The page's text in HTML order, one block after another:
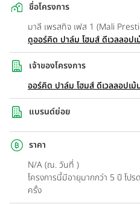
ชื่อโครงการ
มาลี เพรสทิจ เฟส 1 (Mali
ดูออร์คิด ปาล์ม โฮมส์ ดีเวลลอป
เจ้าของโครงการ
ออร์คิด ปาล์ม โฮมส์ ดีเวลลอปเ
แบรนด์ย่อย
ราคา
N/A (ณ. วันที่ )
โครงการนี้มีอายุมากกว่า 5 ปี โป
ครั้ง